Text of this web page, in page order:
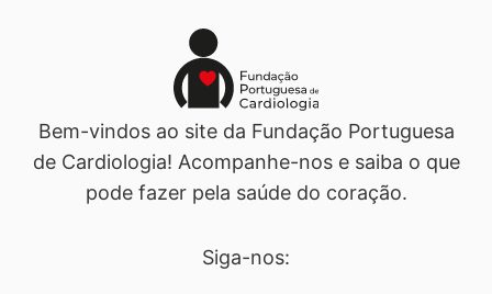
Bem-vindos ao site da Fundação Portuguesa
de Cardiologia! Acompanhe-nos e saiba o que
pode fazer pela saúde do coração.
Siga-nos: